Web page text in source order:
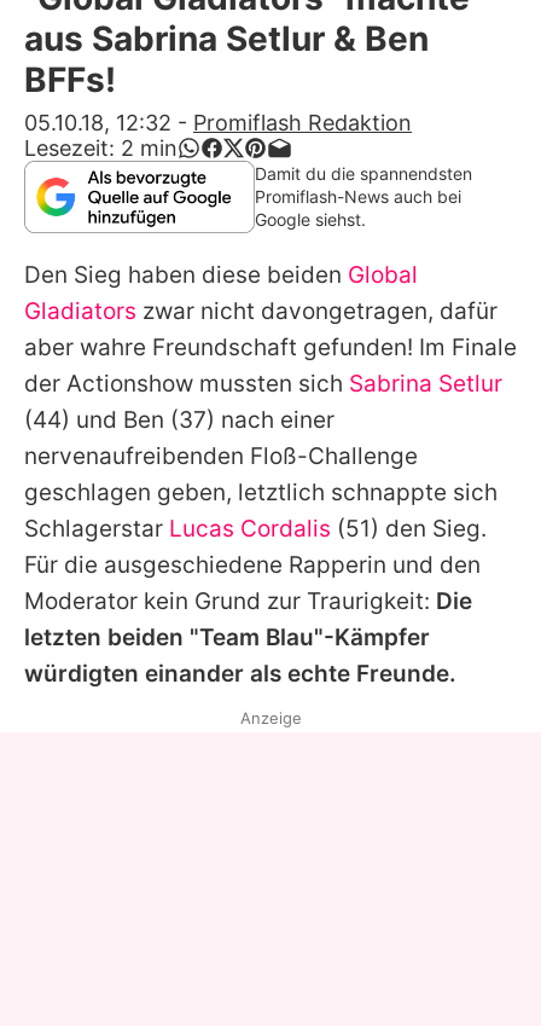
Alle Themen auf Promiflash
App runterladen
Team
Redaktionelle Richtlinien
Impressum
Datenschutzerklärung
Nutzungsbedingungen
Utiq verwalten
aus Sabrina Setlur & Ben
BFFs!
05.10.18, 12:32 - Promiflash Redaktion
Lesezeit: 2 min
Damit du die spannendsten
Promiflash-News auch bei
Google siehst.
Den Sieg haben diese beiden Global
Gladiators zwar nicht davongetragen, dafür
aber wahre Freundschaft gefunden! Im Finale
der Actionshow mussten sich Sabrina Setlur
(44) und Ben (37) nach einer
nervenaufreibenden Floß-Challenge
geschlagen geben, letztlich schnappte sich
Schlagerstar Lucas Cordalis (51) den Sieg.
Für die ausgeschiedene Rapperin und den
Moderator kein Grund zur Traurigkeit: Die
letzten beiden "Team Blau"-Kämpfer
würdigten einander als echte Freunde.
Anzeige